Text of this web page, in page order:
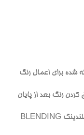
برای اعمال رنگ
رنگ بعد از پایان
پارچه مخصوص سفارشی جهت عمل بلندینگ BLENDING